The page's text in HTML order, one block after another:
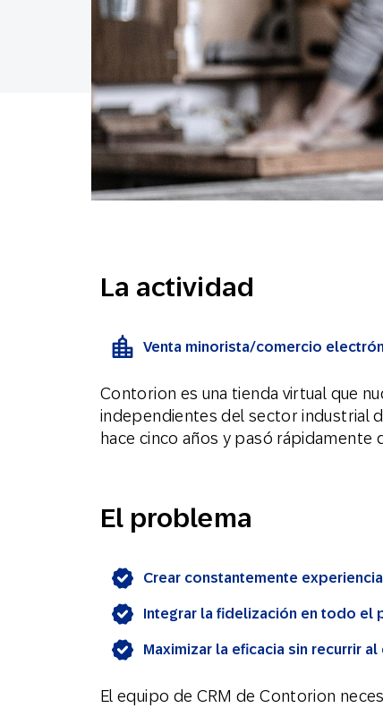
La actividad
Venta minorista/comercio
Contorion es una tienda virtual que
independientes del sector industrial
hace cinco años y pasó rápidamente
El problema
Crear constantemente
Integrar la fidelización en todo el
Maximizar la eficacia sin recurrir
El equipo de CRM de Contorion